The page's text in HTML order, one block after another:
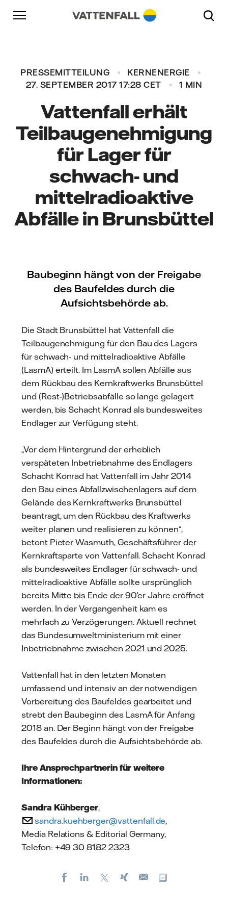
Überspringen
Zurück zur Hauptnavigation
Gehe zur Fußzeile
PRESSEMITTEILUNG
KERNENERGIE
27. SEPTEMBER 2017 17:28 CET
1 MIN
Vattenfall erhält
Teilbaugenehmigung
für Lager für
schwach- und
mittelradioaktive
Abfälle in Brunsbüttel
Baubeginn hängt von der Freigabe
des Baufeldes durch die
Aufsichtsbehörde ab.
Die Stadt Brunsbüttel hat Vattenfall die
Teilbaugenehmigung für den Bau des Lagers
für schwach- und mittelradioaktive Abfälle
(LasmA) erteilt. Im LasmA sollen Abfälle aus
dem Rückbau des Kernkraftwerks Brunsbüttel
und (Rest-)Betriebsabfälle so lange gelagert
werden, bis Schacht Konrad als bundesweites
Endlager zur Verfügung steht.
„Vor dem Hintergrund der erheblich
verspäteten Inbetriebnahme des Endlagers
Schacht Konrad hat Vattenfall im Jahr 2014
den Bau eines Abfallzwischenlagers auf dem
Gelände des Kernkraftwerks Brunsbüttel
beantragt, um den Rückbau des Kraftwerks
weiter planen und realisieren zu können“,
betont Pieter Wasmuth, Geschäftsführer der
Kernkraftsparte von Vattenfall. Schacht Konrad
als bundesweites Endlager für schwach- und
mittelradioaktive Abfälle sollte ursprünglich
bereits Mitte bis Ende der 90’er Jahre eröffnet
werden. In der Vergangenheit kam es
mehrfach zu Verzögerungen. Aktuell rechnet
das Bundesumweltministerium mit einer
Inbetriebnahme zwischen 2021 und 2025.
Vattenfall hat in den letzten Monaten
umfassend und intensiv an der notwendigen
Vorbereitung des Baufeldes gearbeitet und
strebt den Baubeginn des LasmA für Anfang
2018 an. Der Beginn hängt von der Freigabe
des Baufeldes durch die Aufsichtsbehörde ab.
Ihre Ansprechpartnerin für weitere
Informationen:
Sandra Kühberger,
sandra.kuehberger@vattenfall.de,
Media Relations & Editorial Germany,
Telefon: +49 30 8182 2323
FacebookLinkedIn Xing
E-
Zurück zur Hauptnavigation